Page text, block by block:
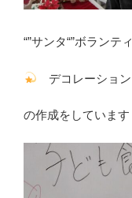
“”サンタ“”ボランテ
デコレーショ
の作成をしています